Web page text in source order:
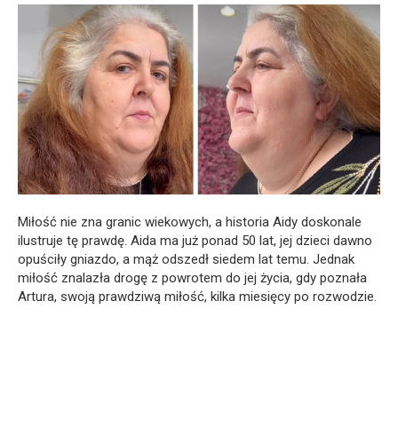
Miłość nie zna granic wiekowych, a historia Aidy doskonale
ilustruje tę prawdę. Aida ma już ponad 50 lat, jej dzieci dawno
opuściły gniazdo, a mąż odszedł siedem lat temu. Jednak
miłość znalazła drogę z powrotem do jej życia, gdy poznała
Artura, swoją prawdziwą miłość, kilka miesięcy po rozwodzie.